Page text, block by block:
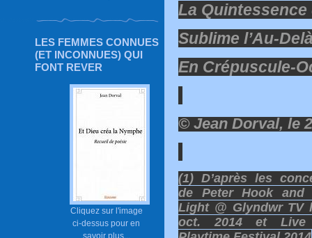
LES FEMMES CONNUES
(ET INCONNUES) QUI
FONT REVER
Cliquez sur l'image
ci-dessus pour en
savoir plus...
La Quintessence
Sublime l’Au-
En Crépuscule-
© Jean Dorval, le
(1) D’après les
de Peter Hook and
Light @ Glyndwr TV
oct. 2014 et Live